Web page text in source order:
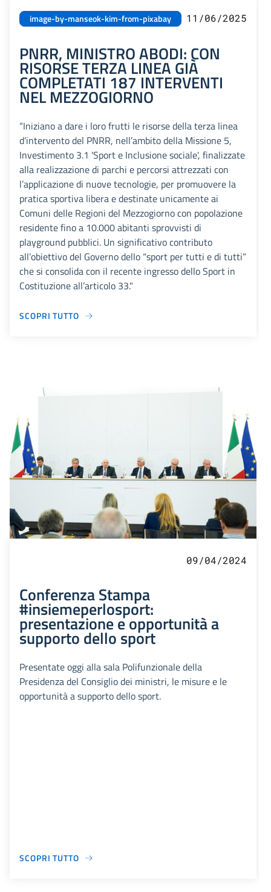
image-by-manseok-kim-from-pixabay 11/06/2025
PNRR, MINISTRO ABODI: CON
RISORSE TERZA LINEA GIÀ
COMPLETATI 187 INTERVENTI
NEL MEZZOGIORNO
“Iniziano a dare i loro frutti le risorse della terza linea
d’intervento del PNRR, nell’ambito della Missione 5,
Investimento 3.1 'Sport e Inclusione sociale', finalizzate
alla realizzazione di parchi e percorsi attrezzati con
l’applicazione di nuove tecnologie, per promuovere la
pratica sportiva libera e destinate unicamente ai
Comuni delle Regioni del Mezzogiorno con popolazione
residente fino a 10.000 abitanti sprovvisti di
playground pubblici. Un significativo contributo
all’obiettivo del Governo dello “sport per tutti e di tutti”
che si consolida con il recente ingresso dello Sport in
Costituzione all’articolo 33."
SCOPRI TUTTO
09/04/2024
Conferenza Stampa
#insiemeperlosport:
presentazione e opportunità a
supporto dello sport
Presentate oggi alla sala Polifunzionale della
Presidenza del Consiglio dei ministri, le misure e le
opportunità a supporto dello sport.
SCOPRI TUTTO